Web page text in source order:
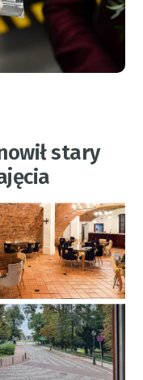
stary